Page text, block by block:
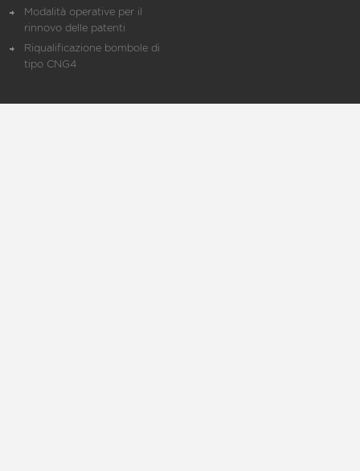
Modalità operative per il
rinnovo delle patenti
Riqualificazione bombole di
tipo CNG4